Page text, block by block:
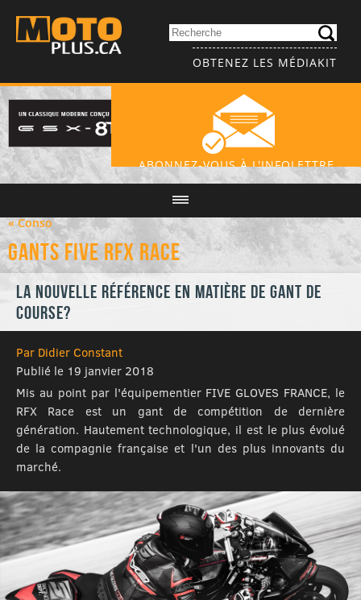
OBTENEZ LES MÉDIAKIT
ABONNEZ-VOUS À L'INFOLETTRE
« Conso
Gants Five RFX Race
La nouvelle référence en matière de gant de
course?
Par Didier Constant
Publié le 19 janvier 2018
Mis au point par l'équipementier FIVE GLOVES FRANCE, le
RFX Race est un gant de compétition de dernière
génération. Hautement technologique, il est le plus évolué
de la compagnie française et l'un des plus innovants du
marché.